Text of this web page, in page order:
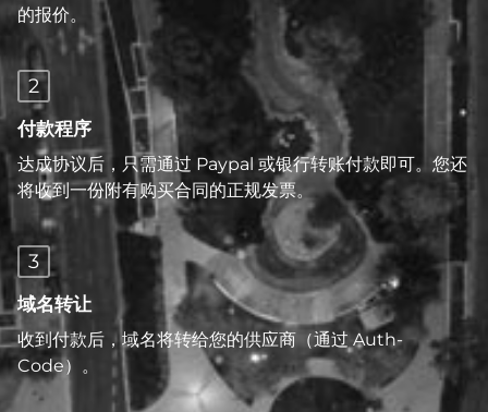
的报价。
2
付款程序
达成协议后，只需通过 Paypal 或银行转账付款即可。您还
将收到一份附有购买合同的正规发票。
3
域名转让
收到付款后，域名将转给您的供应商（通过 Auth-
Code）。